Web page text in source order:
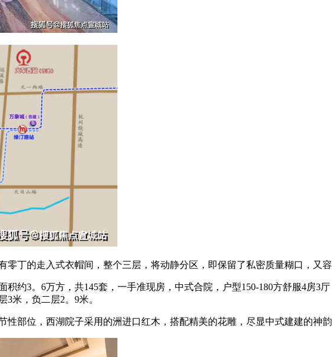
的走入式衣帽间，整个三层，将动静分区，即保留了私密质量糊口，又容
3。6万方，共145套，一手准现房，中式合院，户型150-180方舒服4房3
3米，负二层2。9米。
位，西湖院子采用的洲进口红木，搭配精美的花雕，尽显中式建建的神韵